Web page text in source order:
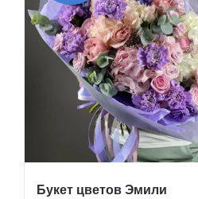
Букет цветов Эмили